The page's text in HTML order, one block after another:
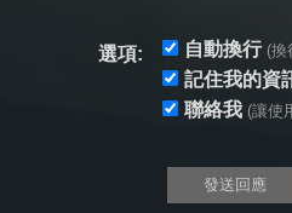
選項: 自動換行 (換
記住我的資
聯絡我 (讓使